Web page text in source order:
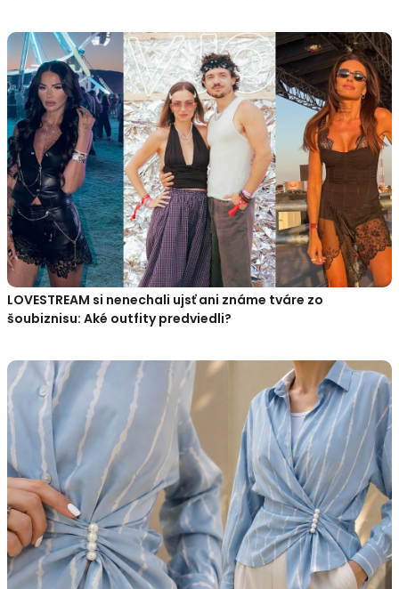
LOVESTREAM si nenechali ujsť ani známe tváre zo
šoubiznisu: Aké outfity predviedli?